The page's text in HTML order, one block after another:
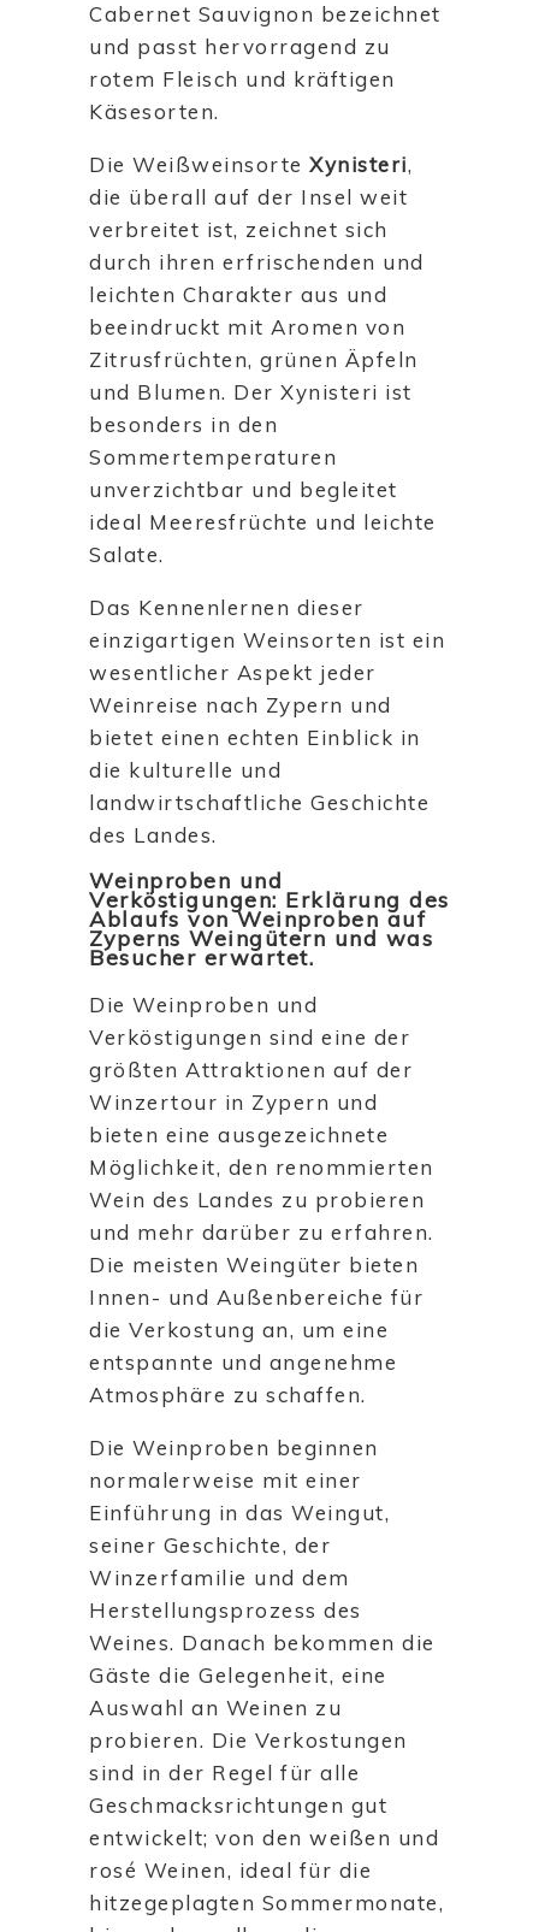
Cabernet Sauvignon bezeichnet
und passt hervorragend zu
rotem Fleisch und kräftigen
Käsesorten.
Die Weißweinsorte Xynisteri,
die überall auf der Insel weit
verbreitet ist, zeichnet sich
durch ihren erfrischenden und
leichten Charakter aus und
beeindruckt mit Aromen von
Zitrusfrüchten, grünen Äpfeln
und Blumen. Der Xynisteri ist
besonders in den
Sommertemperaturen
unverzichtbar und begleitet
ideal Meeresfrüchte und leichte
Salate.
Das Kennenlernen dieser
einzigartigen Weinsorten ist ein
wesentlicher Aspekt jeder
Weinreise nach Zypern und
bietet einen echten Einblick in
die kulturelle und
landwirtschaftliche Geschichte
des Landes.
Weinproben und
Verköstigungen: Erklärung des
Ablaufs von Weinproben auf
Zyperns Weingütern und was
Besucher erwartet.
Die Weinproben und
Verköstigungen sind eine der
größten Attraktionen auf der
Winzertour in Zypern und
bieten eine ausgezeichnete
Möglichkeit, den renommierten
Wein des Landes zu probieren
und mehr darüber zu erfahren.
Die meisten Weingüter bieten
Innen- und Außenbereiche für
die Verkostung an, um eine
entspannte und angenehme
Atmosphäre zu schaffen.
Die Weinproben beginnen
normalerweise mit einer
Einführung in das Weingut,
seiner Geschichte, der
Winzerfamilie und dem
Herstellungsprozess des
Weines. Danach bekommen die
Gäste die Gelegenheit, eine
Auswahl an Weinen zu
probieren. Die Verkostungen
sind in der Regel für alle
Geschmacksrichtungen gut
entwickelt; von den weißen und
rosé Weinen, ideal für die
hitzegeplagten Sommermonate,